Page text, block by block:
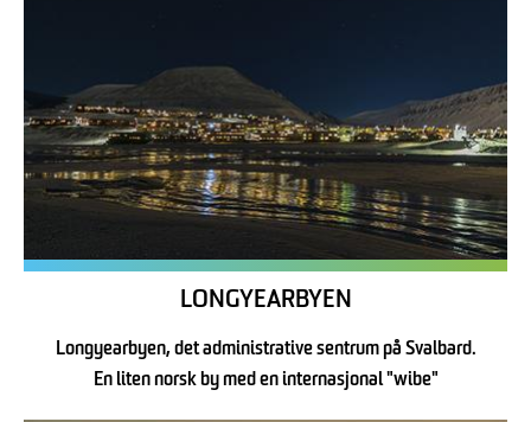
LONGYEARBYEN
Longyearbyen, det administrative sentrum på Svalbard.
En liten norsk by med en internasjonal "wibe"